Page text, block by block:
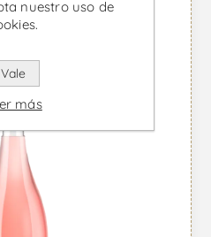
nuestro uso de
Vale
más